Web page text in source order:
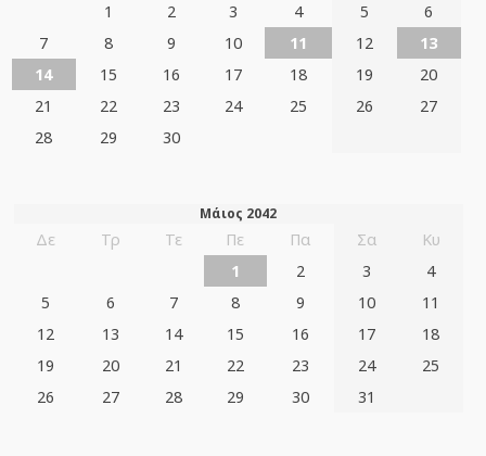
1
2 3 4 5
6
7
8 9 10 11 12
13
14
15 16 17 18 19
20
21
22 23 24 25 26
27
28
29 30
Μάιος 2042
Δε Τρ Τε Πε Πα Σα
Κυ
1
2 3
4
5
6 7 8 9 10
11
12
13 14 15 16 17
18
19
20 21 22 23 24
25
26
27 28 29 30 31